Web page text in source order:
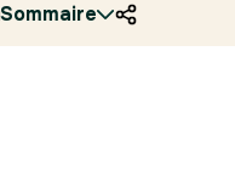
/Ryocity/Toronto
Sommaire